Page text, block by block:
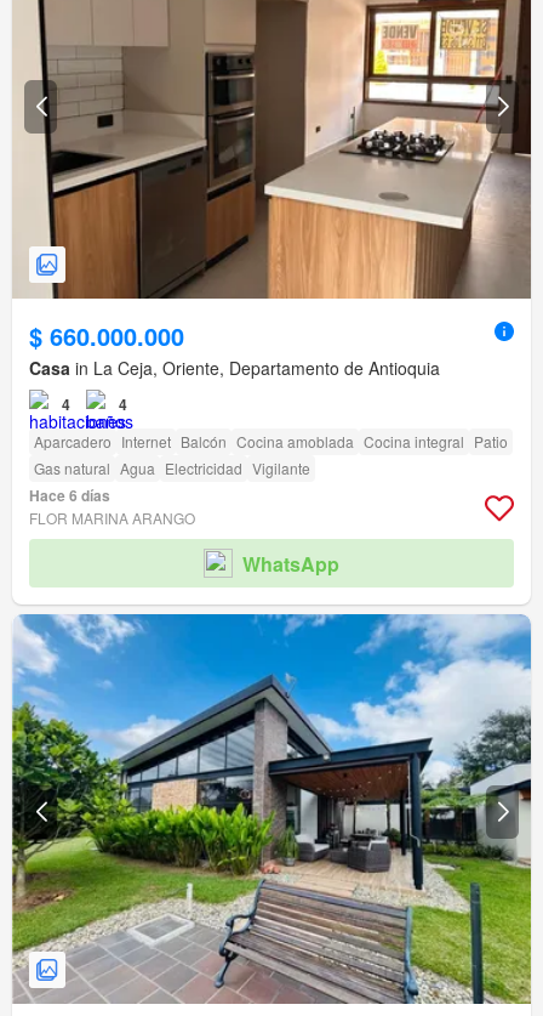
$ 660.000.000
Casa in La Ceja, Oriente, Departamento de Antioquia
4 4
Aparcadero Internet Balcón Cocina amoblada Cocina integral Patio
Gas natural Agua Electricidad Vigilante
Hace 6 días
FLOR MARINA ARANGO
WhatsApp